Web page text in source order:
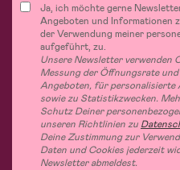
Ja, ich möchte gerne
Angeboten und Informationen
der Verwendung meiner
aufgeführt, zu.
Unsere Newsletter verwenden
Messung der Öffnungsrate
Angeboten, für personalisierte
sowie zu Statistikzwecken.
Schutz Deiner
unseren Richtlinien zu
Deine Zustimmung zur
Daten und Cookies jederzeit
Newsletter abmeldest.